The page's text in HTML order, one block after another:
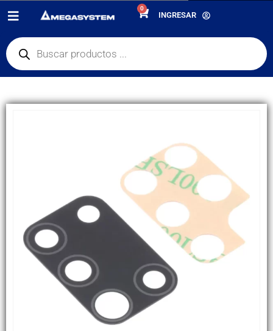
0
INGRESAR
PRODUCTOSREPUESTOS
LENTES DE CAMARAS